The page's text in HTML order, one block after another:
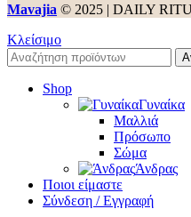
Mavajia © 2025 | DAILY
Κλείσιμο
Shop
Γυναίκα
Μαλλιά
Πρόσωπο
Σώμα
Άνδρας
Ποιοι είμαστε
Σύνδεση / Εγγραφή